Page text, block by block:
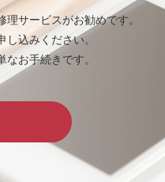
サービスがお勧めです。
込みください。
お手続きです。